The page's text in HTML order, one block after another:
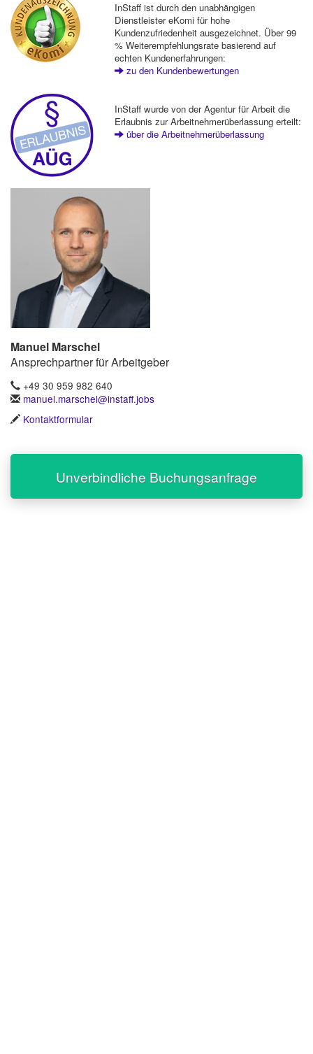
InStaff ist durch den unabhängigen
Dienstleister eKomi für hohe
Kundenzufriedenheit ausgezeichnet. Über 99
% Weiterempfehlungsrate basierend auf
echten Kundenerfahrungen:
zu den Kundenbewertungen
InStaff wurde von der Agentur für Arbeit die
Erlaubnis zur Arbeitnehmerüberlassung erteilt:
über die Arbeitnehmerüberlassung
Manuel Marschel
Ansprechpartner für Arbeitgeber
+49 30 959 982 640
manuel.marschel@instaff.jobs
Kontaktformular
Unverbindliche Buchungsanfrage